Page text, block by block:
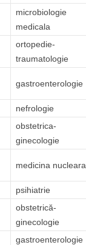
microbiologie
medicala
ortopedie-
traumatologie
gastroenterologie
nefrologie
obstetrica-
ginecologie
medicina nucleara
psihiatrie
obstetrică-
ginecologie
gastroenterologie